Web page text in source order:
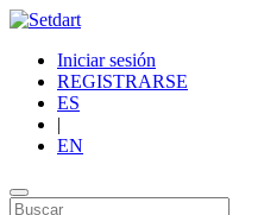
Iniciar sesión
REGISTRARSE
ES
|
EN